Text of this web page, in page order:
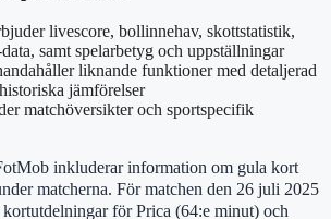
livescore, bollinnehav, skottstatistik,
samt spelarbetyg och uppställningar
liknande funktioner med detaljerad
jämförelser
matchöversikter och sportspecifik
inkluderar information om gula kort
matcherna. För matchen den 26 juli 2025
kortutdelningar för Prica (64:e minut) och